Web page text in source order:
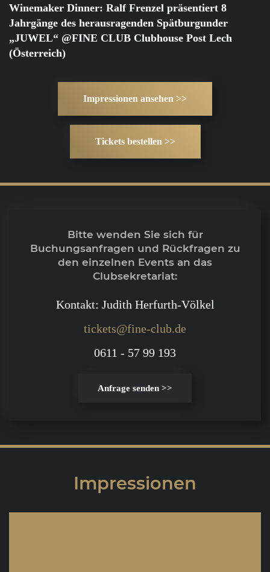
Winemaker Dinner: Ralf Frenzel präsentiert 8
Jahrgänge des herausragenden Spätburgunder
„JUWEL“ @FINE CLUB Clubhouse Post Lech
(Österreich)
Impressionen ansehen >>
Tickets bestellen >>
Bitte wenden Sie sich für
Buchungsanfragen und Rückfragen zu
den einzelnen Events an das
Clubsekretariat:
Kontakt: Judith Herfurth-Völkel
tickets@fine-club.de
0611 - 57 99 193
Anfrage senden >>
Impressionen